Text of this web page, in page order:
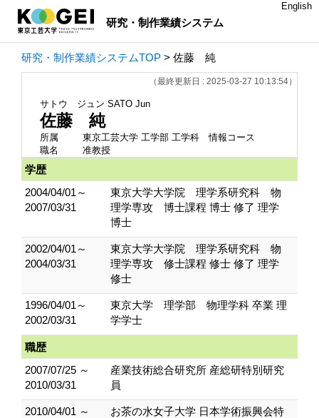
研究・制作業績システム
English
研究・制作業績システムTOP > 佐藤 純
（最終更新日 : 2025-03-27 10:13:54）
サトウ ジュン SATO Jun
佐藤 純
所属
東京工芸大学 工学部 工学科 情報コース
職名
准教授
学歴
2004/04/01～
2007/03/31
東京大学大学院 理学系研究科 物
理学専攻 博士課程 博士 修了 理学
博士
2002/04/01～
2004/03/31
東京大学大学院 理学系研究科 物
理学専攻 修士課程 修士 修了 理学
修士
1996/04/01～
2002/03/31
東京大学 理学部 物理学科 卒業 理
学学士
職歴
2007/07/25 ～
2010/03/31
産業技術総合研究所 産総研特別研究
員
2010/04/01 ～
お茶の水女子大学 日本学術振興会特